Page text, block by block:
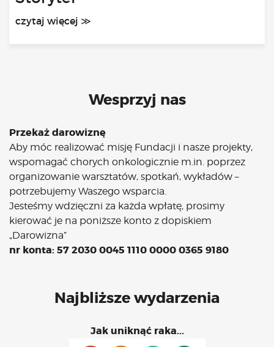
czytaj więcej ≫
Wesprzyj nas
Przekaż darowiznę
Aby móc realizować misję Fundacji i nasze projekty,
wspomagać chorych onkologicznie m.in. poprzez
organizowanie warsztatów, spotkań, wykładów –
potrzebujemy Waszego wsparcia.
Jesteśmy wdzięczni za każda wpłatę, prosimy
kierować je na poniższe konto z dopiskiem
„Darowizna”
nr konta: 57 2030 0045 1110 0000 0365 9180
Najbliższe wydarzenia
Jak uniknąć raka...
Bądź na bieżąco
Lektury
Ciało
Psychika
Uśmiechnij się!
Media
Filmy
Galeria
„Bądź” w mediach
Kontakt